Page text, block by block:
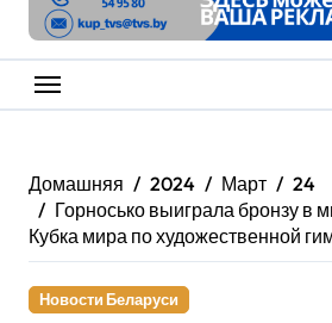
Домашняя 2024 Март
24
Горносько выиграла бронзу в
Кубка мира по художественной
Новости Беларуси